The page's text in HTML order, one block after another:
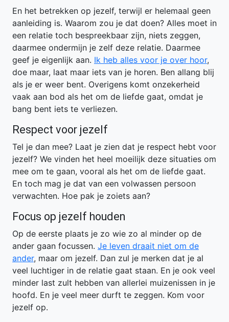
En het betrekken op jezelf, terwijl er helemaal geen
aanleiding is. Waarom zou je dat doen? Alles moet in
een relatie toch bespreekbaar zijn, niets zeggen,
daarmee ondermijn je zelf deze relatie. Daarmee
geef je eigenlijk aan. Ik heb alles voor je over hoor,
doe maar, laat maar iets van je horen. Ben allang blij
als je er weer bent. Overigens komt onzekerheid
vaak aan bod als het om de liefde gaat, omdat je
bang bent iets te verliezen.
Respect voor jezelf
Tel je dan mee? Laat je zien dat je respect hebt voor
jezelf? We vinden het heel moeilijk deze situaties om
mee om te gaan, vooral als het om de liefde gaat.
En toch mag je dat van een volwassen persoon
verwachten. Hoe pak je zoiets aan?
Focus op jezelf houden
Op de eerste plaats je zo wie zo al minder op de
ander gaan focussen. Je leven draait niet om de
ander, maar om jezelf. Dan zul je merken dat je al
veel luchtiger in de relatie gaat staan. En je ook veel
minder last zult hebben van allerlei muizenissen in je
hoofd. En je veel meer durft te zeggen. Kom voor
jezelf op.